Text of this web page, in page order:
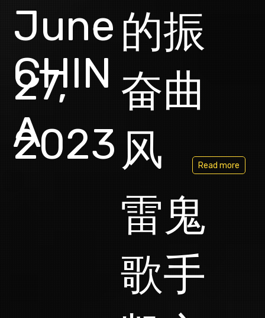
CHIN
A
的振
奋曲
风
June
27,
2023
Read more
雷鬼
歌手